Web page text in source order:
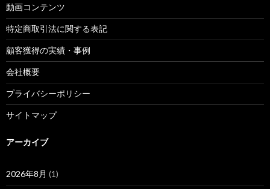
動画コンテンツ
特定商取引法に関する表記
顧客獲得の実績・事例
会社概要
プライバシーポリシー
サイトマップ
アーカイブ
2026年8月 (1)